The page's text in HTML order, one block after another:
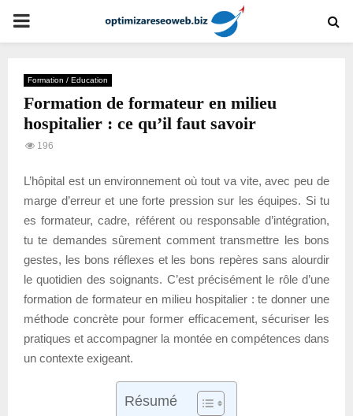
PRIMARY
Formation / Education
Formation de formateur en milieu
hospitalier : ce qu’il faut savoir
196
L’hôpital est un environnement où tout va vite, avec peu de
marge d’erreur et une forte pression sur les équipes. Si tu
es formateur, cadre, référent ou responsable d’intégration,
tu te demandes sûrement comment transmettre les bons
gestes, les bons réflexes et les bons repères sans alourdir
le quotidien des soignants. C’est précisément le rôle d’une
formation de formateur en milieu hospitalier : te donner une
méthode concrète pour former efficacement, sécuriser les
pratiques et accompagner la montée en compétences dans
un contexte exigeant.
Résumé